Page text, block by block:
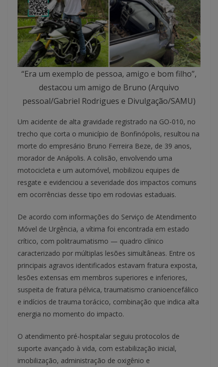
“Era um exemplo de pessoa, amigo e bom filho”,
destacou um amigo de Bruno (Arquivo
pessoal/Gabriel Rodrigues e Divulgação/SAMU)
Um acidente de alta gravidade registrado na GO-010, no
trecho que corta o município de Bonfinópolis, resultou na
morte do empresário Bruno Ferreira Beze, de 39 anos,
morador de Anápolis. A colisão, envolvendo uma
motocicleta e um automóvel, mobilizou equipes de
resgate e evidenciou a severidade dos impactos comuns
em ocorrências desse tipo em rodovias estaduais.
De acordo com informações do Serviço de Atendimento
Móvel de Urgência, a vítima foi encontrada em estado
crítico, com politraumatismo — quadro clínico
caracterizado por múltiplas lesões simultâneas. Entre os
principais agravos identificados estavam fratura exposta,
lesões extensas em membros superiores e inferiores,
suspeita de fratura pélvica, traumatismo cranioencefálico
e indícios de trauma torácico, combinação que indica alta
energia no momento do impacto.
O atendimento pré-hospitalar seguiu protocolos de
suporte avançado à vida, com estabilização inicial,
imobilização, administração de oxigênio e